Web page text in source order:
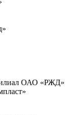
ОАО «РЖД»